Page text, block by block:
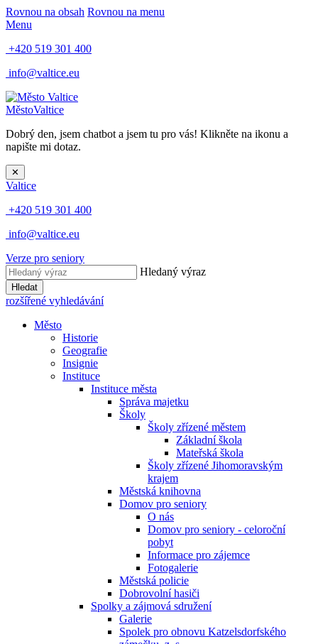
Rovnou na obsah Rovnou na menu
Menu
+420 519 301 400
info@valtice.eu
MěstoValtice
Dobrý den, jsem chatbot a jsem tu pro vás! Klikněte na ikonu a
napište mi dotaz.
✕
Valtice
+420 519 301 400
info@valtice.eu
Verze pro seniory
Hledaný výraz
Hledat
rozšířené vyhledávání
Město
Historie
Geografie
Insignie
Instituce
Instituce města
Správa majetku
Školy
Školy zřízené městem
Základní škola
Mateřská škola
Školy zřízené Jihomoravským
krajem
Městská knihovna
Domov pro seniory
O nás
Domov pro seniory - celoroční
pobyt
Informace pro zájemce
Fotogalerie
Městská policie
Dobrovolní hasiči
Spolky a zájmová sdružení
Galerie
Spolek pro obnovu Katzelsdorfského